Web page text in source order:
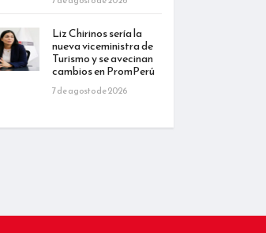
Liz Chirinos sería la
nueva viceministra de
Turismo y se avecinan
cambios en PromPerú
7 de agosto de 2026